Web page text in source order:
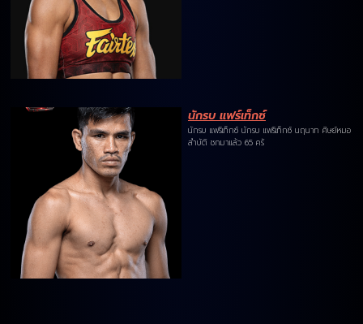
นักรบ แฟร์เท็กซ์
นักรบ แฟร์เท็กซ์ นักรบ แฟร์เท็กซ์ นฤนาท ศิษย์หมอ
ลำบัติ ชกมาแล้ว 65 ครั